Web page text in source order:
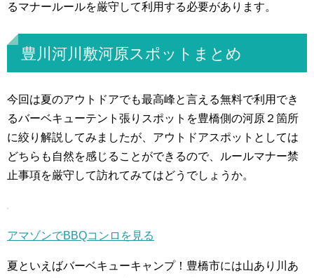
るマナールールを厳守して利用する必要があります。
豊川河川敷河原スポットまとめ
今回は夏のアウトドアでも最高峰と言える無料で利用でき
るバーベキューテント張りスポットを豊橋側の河原２箇所
に絞り解説してみましたが、アウトドアスポットとしては
どちらも自然を感じることができるので、ルールマナー禁
止事項を厳守して訪れてみてはどうでしょうか。
アマゾンでBBQコンロを見る
夏といえばバーベキューキャンプ！豊橋市には山あり川あ